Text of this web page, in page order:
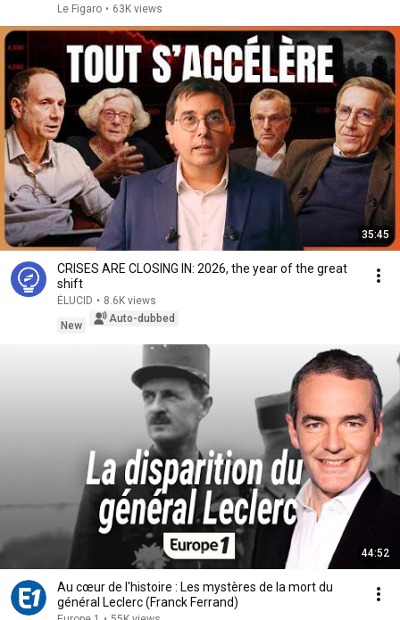
Le Figaro • 63K views
35:45
CRISES ARE CLOSING IN: 2026, the year of the great
shift
ÉLUCID • 8.6K views
New
Auto-dubbed
44:52
Au cœur de l'histoire : Les mystères de la mort du
général Leclerc (Franck Ferrand)